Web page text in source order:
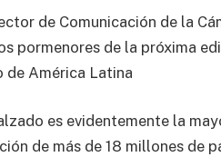
de Comunicación de la
pormenores de la próxima
América Latina
es evidentemente la
de más de 18 millones de